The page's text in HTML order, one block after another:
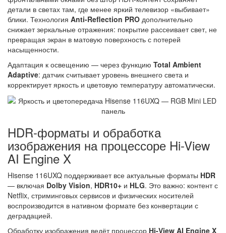
детали в светах там, где менее яркий телевизор «выбивает»
блики. Технология Anti-Reflection PRO дополнительно
снижает зеркальные отражения: покрытие рассеивает свет, не
превращая экран в матовую поверхность с потерей
насыщенности.
Адаптация к освещению — через функцию Total Ambient
Adaptive: датчик считывает уровень внешнего света и
корректирует яркость и цветовую температуру автоматически.
HDR-форматы и обработка
изображения на процессоре Hi-View
AI Engine X
Hisense 116UXQ поддерживает все актуальные форматы HDR
— включая Dolby Vision, HDR10+ и HLG. Это важно: контент с
Netflix, стриминговых сервисов и физических носителей
воспроизводится в нативном формате без конвертации с
деградацией.
Обработку изображения ведёт процессор Hi-View AI Engine X